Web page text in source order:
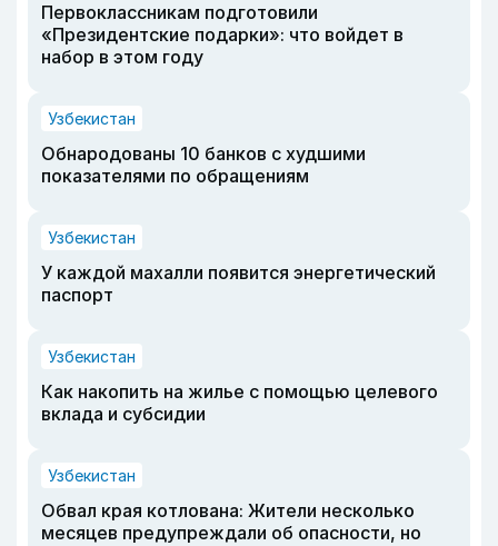
Первоклассникам подготовили
«Президентские подарки»: что войдет в
набор в этом году
Узбекистан
Обнародованы 10 банков с худшими
показателями по обращениям
Узбекистан
У каждой махалли появится энергетический
паспорт
Узбекистан
Как накопить на жилье с помощью целевого
вклада и субсидии
Узбекистан
Обвал края котлована: Жители несколько
месяцев предупреждали об опасности, но